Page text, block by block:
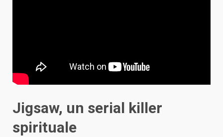
Jigsaw, un serial killer
spirituale